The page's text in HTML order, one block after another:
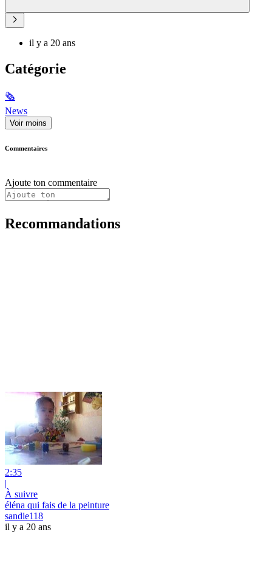
il y a 20 ans
Catégorie
🗞
News
Voir moins
Commentaires
Ajoute ton commentaire
Recommandations
2:35
|
À suivre
éléna qui fais de la peinture
sandie118
il y a 20 ans